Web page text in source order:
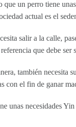
que un perro tiene
actual es el
salir a la calle,
que debe ser
también necesita
con el fin de ganar
unas necesidades